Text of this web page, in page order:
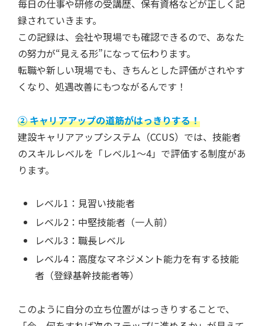
毎日の仕事や研修の受講歴、保有資格などが正しく記
録されていきます。
この記録は、会社や現場でも確認できるので、あなた
の努力が“見える形”になって伝わります。
転職や新しい現場でも、きちんとした評価がされやす
くなり、処遇改善にもつながるんです！
② キャリアアップの道筋がはっきりする！
建設キャリアアップシステム（CCUS）では、技能者
のスキルレベルを「レベル1〜4」で評価する制度があ
ります。
レベル1：見習い技能者
レベル2：中堅技能者（一人前）
レベル3：職長レベル
レベル4：高度なマネジメント能力を有する技能
者（登録基幹技能者等）
このように自分の立ち位置がはっきりすることで、